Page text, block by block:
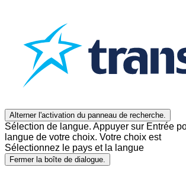
Alterner l'activation du panneau de recherche.
Sélection de langue. Appuyer sur Entrée
langue de votre choix. Votre choix est
Sélectionnez le pays et la langue
Fermer la boîte de dialogue.